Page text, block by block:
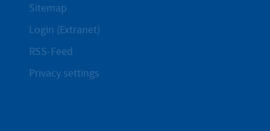
Sitemap
Login (Extranet)
RSS-Feed
Privacy settings